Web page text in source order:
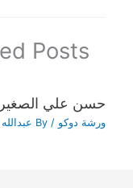
Posts
حسن علي الصغير
ورشة دوكو / By